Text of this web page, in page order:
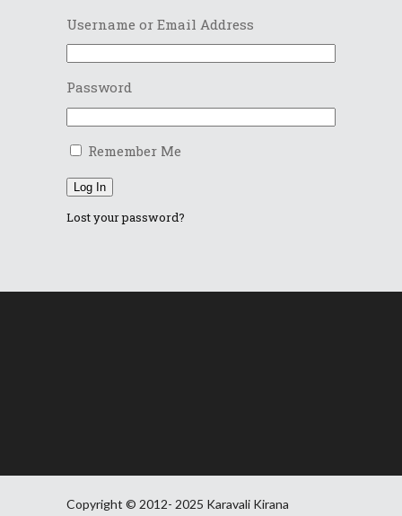
Username or Email Address
Password
Remember Me
Log In
Lost your password?
Copyright © 2012- 2025 Karavali Kirana